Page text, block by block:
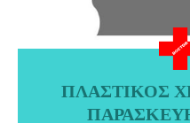
ΠΛΑΣΤΙΚΟΣ
ΧΡΙΣΤΟΦΗΣ. Ο Δρ.
ΠΛΑΣΤΙΚΟΣ